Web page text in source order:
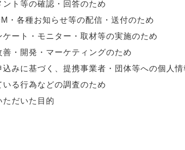
ト等の確認・回答のため
・各種お知らせ等の配信・送付のため
ート・モニター・取材等の実施のため
・開発・マーケティングのため
込みに基づく、提携事業者・団体等への個人
る行為などの調査のため
ただいた目的